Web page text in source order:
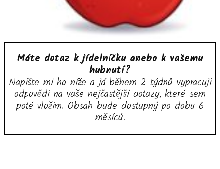
Máte dotaz k jídelníčku anebo k vašemu
hubnutí?
Napište mi ho níže a já během 2 týdnů vypracuji
odpovědi na vaše nejčastější dotazy, které sem
poté vložím. Obsah bude dostupný po dobu 6
měsíců.